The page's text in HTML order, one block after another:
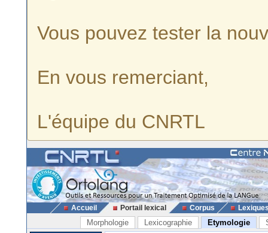
Vous pouvez tester la
En vous remerciant,
L'équipe du CNRTL
Accueil Portail lexical Corpus
Morphologie Lexicographie Etymologie